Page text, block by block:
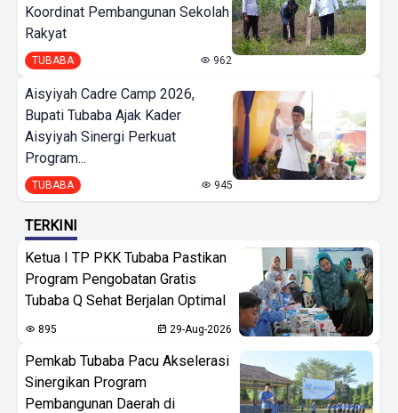
Koordinat Pembangunan Sekolah
Rakyat
TUBABA 962
Aisyiyah Cadre Camp 2026,
Bupati Tubaba Ajak Kader
Aisyiyah Sinergi Perkuat
Program...
TUBABA 945
TERKINI
Ketua I TP PKK Tubaba Pastikan
Program Pengobatan Gratis
Tubaba Q Sehat Berjalan Optimal
895 29-Aug-2026
Pemkab Tubaba Pacu Akselerasi
Sinergikan Program
Pembangunan Daerah di